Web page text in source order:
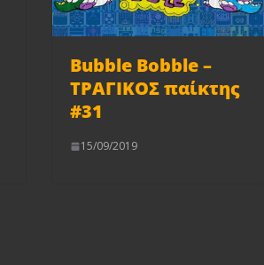
Bubble Bobble –
ΤΡΑΓΙΚΟΣ παίκτης
#31
15/09/2019